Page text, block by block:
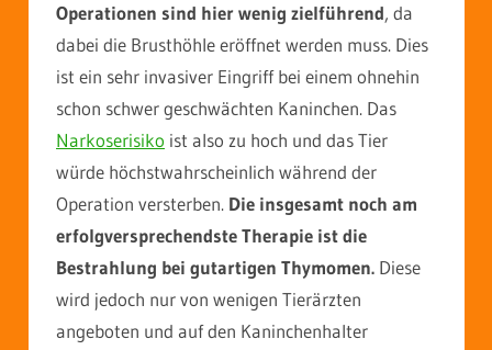
Operationen sind hier wenig zielführend, da
dabei die Brusthöhle eröffnet werden muss. Dies
ist ein sehr invasiver Eingriff bei einem ohnehin
schon schwer geschwächten Kaninchen. Das
Narkoserisiko ist also zu hoch und das Tier
würde höchstwahrscheinlich während der
Operation versterben. Die insgesamt noch am
erfolgversprechendste Therapie ist die
Bestrahlung bei gutartigen Thymomen. Diese
wird jedoch nur von wenigen Tierärzten
angeboten und auf den Kaninchenhalter